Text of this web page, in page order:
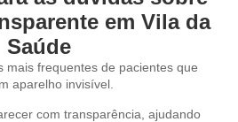
em Vila da
Saúde
mais frequentes de pacientes que
aparelho invisível.
com transparência, ajudando